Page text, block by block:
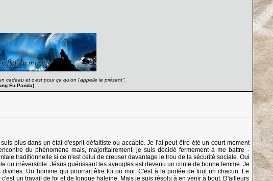
cadeau et c'est pour ça qu'on l'appelle le présent''.
Fu Panda).
plus dans un état d'esprit défaitiste ou accablé. Je l'ai peut-être été un court moment
du phénomène mais, majoritairement, je suis décidé fermement à me battre -
traditionnelle si ce n'est celui de creuser davantage le trou de la sécurité sociale. Oui
irréversible. Jésus guérissant les aveugles est devenu un conte de bonne femme. Je
Un homme qui pourrait être toi ou moi. C'est à la portée de tout un chacun. Le
un travail de foi et de longue haleine. Mais je suis résolu à en venir à bout. D'ailleurs